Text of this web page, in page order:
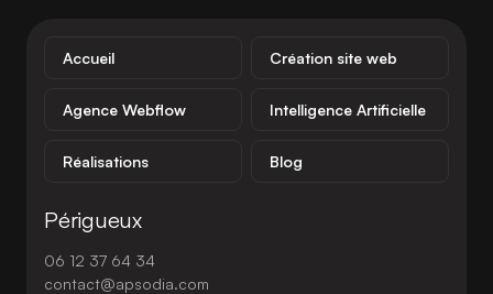
Accueil Création site web
Agence Webflow Intelligence Artificielle
Réalisations Blog
Périgueux
06 12 37 64 34
contact@apsodia.com